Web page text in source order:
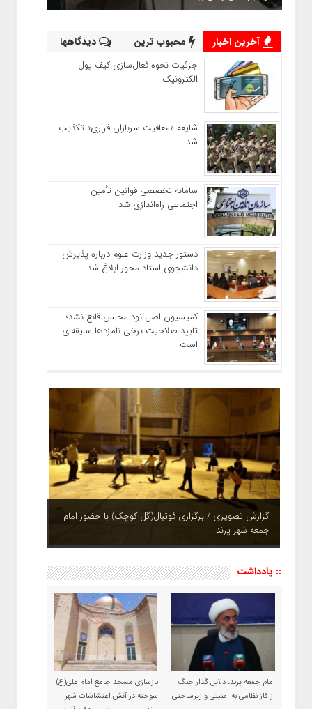
آخرین اخبار محبوب ترین دیدگاهها
جزئیات نحوه فعال‌سازی کیف پول
الکترونیک
شایعه «معافیت سربازان فراری» تکذیب
شد
سامانه تخصصی قوانین تأمین
اجتماعی راه‌اندازی شد
دستور جدید وزارت علوم درباره پذیرش
دانشجوی استاد محور ابلاغ شد
کمیسیون اصل نود مجلس قانع نشد؛
تایید صلاحیت برخی نامزدها سلیقه‌ای
است
چشم نوازی بوستان های شهر پرند در فصل بهار + تصاویر
:: یادداشت
امام جمعه پرند، دلایل گذار جنگ
از فاز نظامی به امنیتی و زیرساختی
بازسازی مسجد جامع امام علی(ع)
سوخته در آتش اغتشاشات شهر